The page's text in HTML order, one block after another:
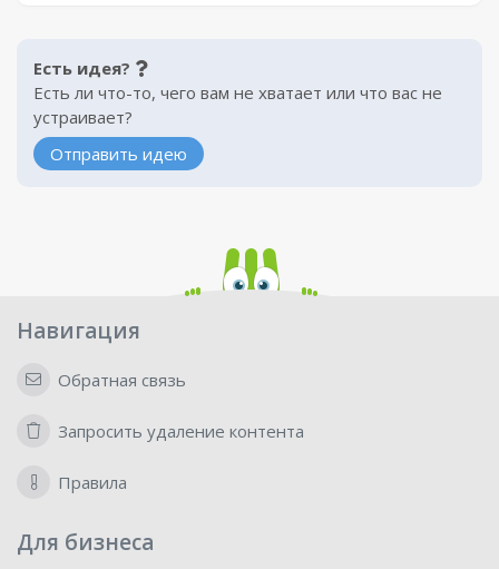
Есть идея?
Есть ли что-то, чего вам не хватает или что вас не
устраивает?
Отправить идею
Навигация
Обратная связь
Запросить удаление контента
Правила
Для бизнеса